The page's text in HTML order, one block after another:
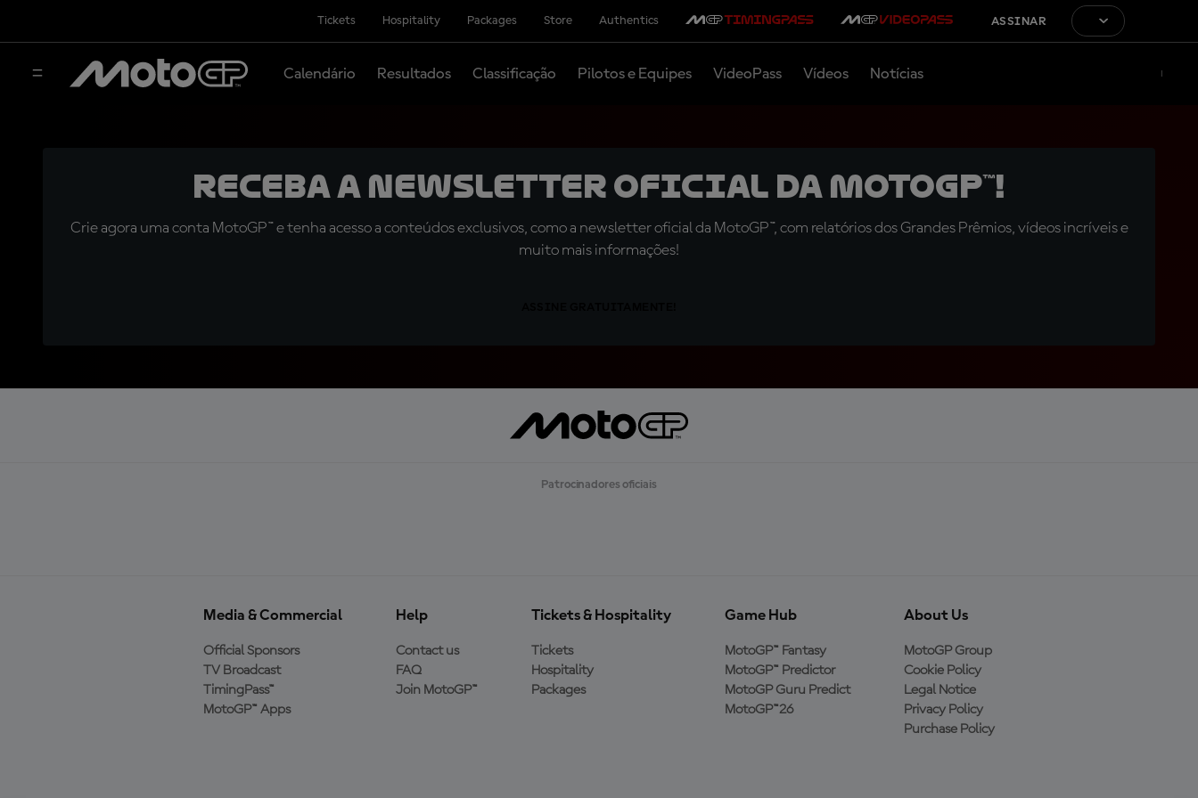
Tickets Hospitality Packages Store Authentics ASSINAR
Calendário Resultados Classificação Pilotos e Equipes VideoPass Vídeos Notícias
Receba a newsletter oficial da MotoGP™!
Crie agora uma conta MotoGP™ e tenha acesso a conteúdos exclusivos, como a newsletter oficial da MotoGP™, com relatórios dos Grandes Prêmios, vídeos incríveis e
muito mais informações!
Patrocinadores oficiais
Media & Commercial
Official Sponsors
TV Broadcast
TimingPass™
MotoGP™ Apps
Help
Contact us
FAQ
Join MotoGP™
Tickets & Hospitality
Tickets
Hospitality
Packages
Game Hub
MotoGP™ Fantasy
MotoGP™ Predictor
MotoGP Guru Predict
MotoGP™26
About Us
MotoGP Group
Cookie Policy
Legal Notice
Privacy Policy
Purchase Policy